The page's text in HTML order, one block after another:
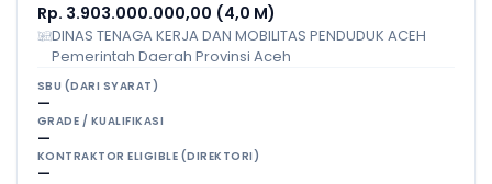
Rp. 3.903.000.000,00 (4,0 M)
DINAS TENAGA KERJA DAN MOBILITAS PENDUDUK ACEH
Pemerintah Daerah Provinsi Aceh
SBU (DARI SYARAT)
—
GRADE / KUALIFIKASI
—
KONTRAKTOR ELIGIBLE (DIREKTORI)
—